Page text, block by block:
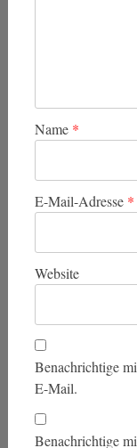
Name *
E-Mail-Adresse *
Website
Benachrichtige
E-Mail.
Benachrichtige